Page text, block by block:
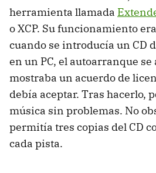
herramienta llamada
o XCP. Su funcionamiento
cuando se introducía un CD
en un PC, el autoarranque se
mostraba un acuerdo de
debía aceptar. Tras hacerlo,
música sin problemas. No
permitía tres copias del CD
cada pista.